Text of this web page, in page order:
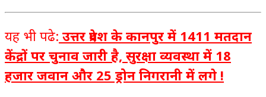
यह भी पढे: उत्तर प्रदेश के कानपुर में 1411 मतदान
केंद्रों पर चुनाव जारी है, सुरक्षा व्यवस्था में 18
हजार जवान और 25 ड्रोन निगरानी में लगे !